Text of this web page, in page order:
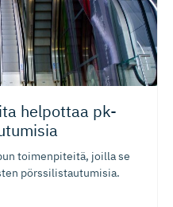
helpottaa pk-
toimenpiteitä, joilla se
pörssilistautumisia.